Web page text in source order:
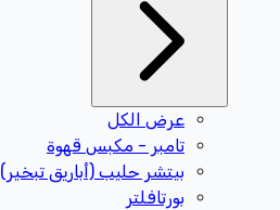
عرض الكل
تامبر - مكبس قهوة
بيتشر حليب (أباريق تبخير)
بورتافلتر